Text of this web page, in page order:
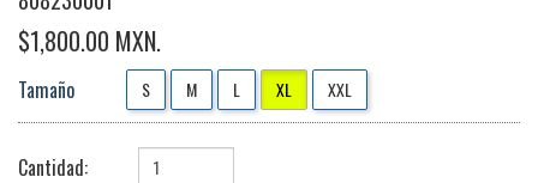
$1,800.00 MXN.
Tamaño S M L XL XXL
Cantidad: